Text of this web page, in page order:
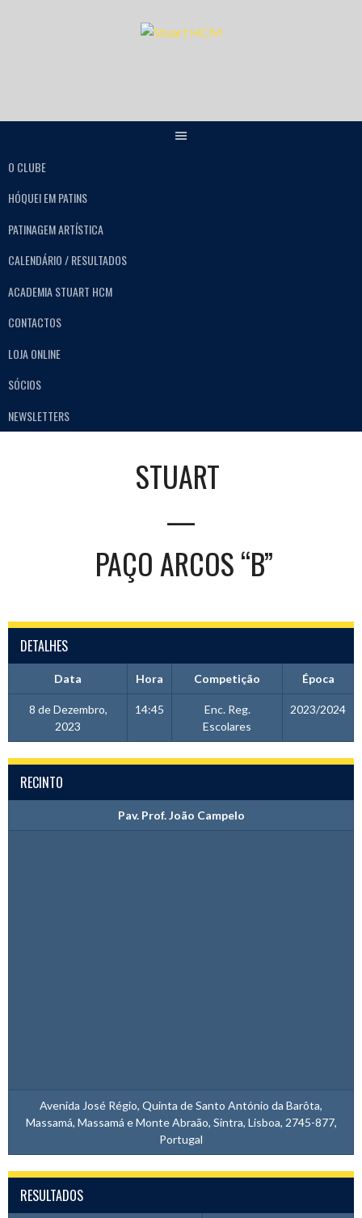
O CLUBE
HÓQUEI EM PATINS
PATINAGEM ARTÍSTICA
CALENDÁRIO / RESULTADOS
ACADEMIA STUART HCM
CONTACTOS
LOJA ONLINE
SÓCIOS
NEWSLETTERS
STUART
—
PAÇO ARCOS “B”
DETALHES
Data Hora Competição Época
8 de Dezembro,
2023
14:45
Enc. Reg.
Escolares
2023/2024
RECINTO
Pav. Prof. João Campelo
Avenida José Régio, Quinta de Santo António da Barôta,
Massamá, Massamá e Monte Abraão, Sintra, Lisboa, 2745-877,
Portugal
RESULTADOS